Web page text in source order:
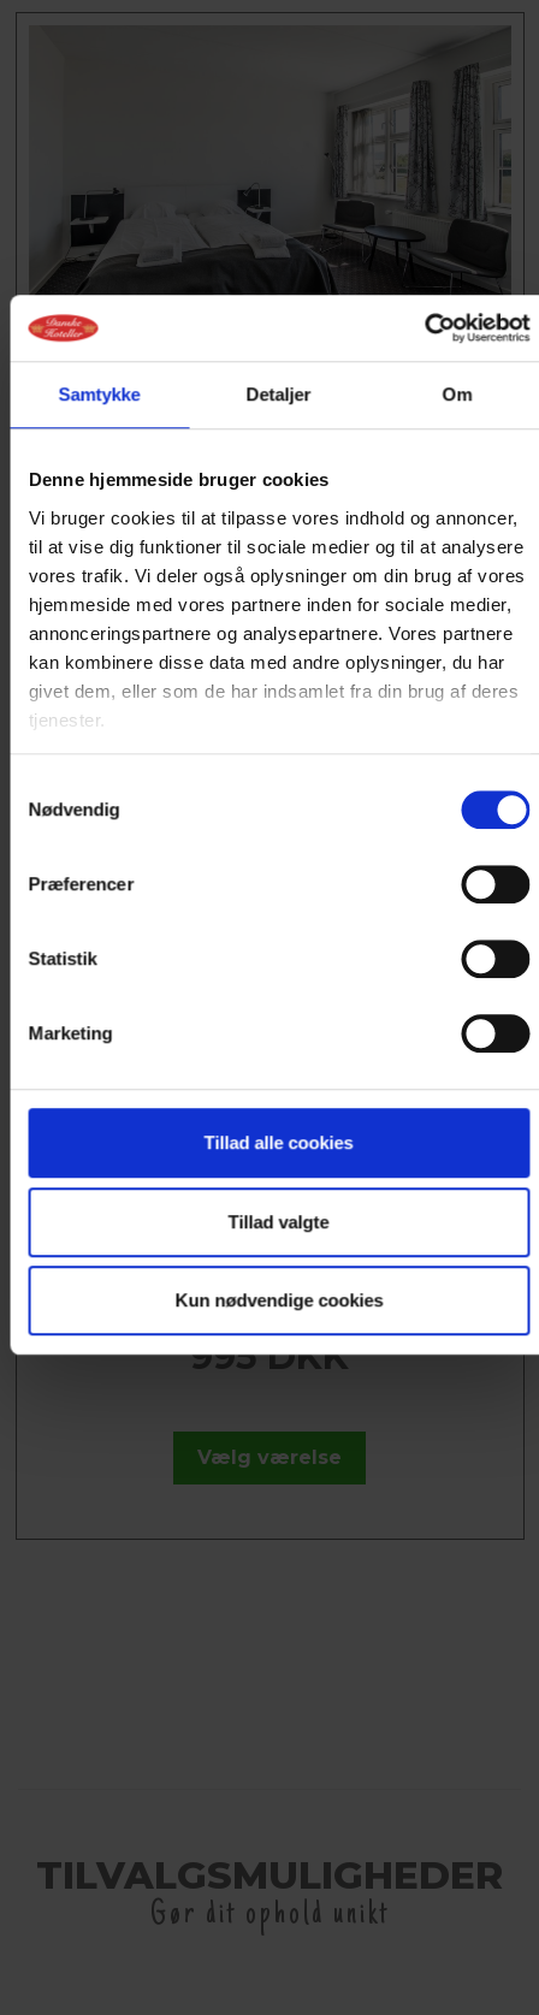
Samtykke Detaljer Om
Denne hjemmeside bruger cookies
Vi bruger cookies til at tilpasse vores indhold og annoncer,
til at vise dig funktioner til sociale medier og til at analysere
vores trafik. Vi deler også oplysninger om din brug af vores
hjemmeside med vores partnere inden for sociale medier,
annonceringspartnere og analysepartnere. Vores partnere
kan kombinere disse data med andre oplysninger, du har
givet dem, eller som de har indsamlet fra din brug af deres
tjenester.
Nødvendig
Præferencer
Statistik
Marketing
Tillad alle cookies
Tillad valgte
Kun nødvendige cookies
DOBBELTVÆRELSE DN07
samt hårtørrer.
Læs mere
995 DKK
Vælg værelse
SOVESOFA (F07)
plads til 2 personer. Stort badeværelse med
hårtørrer,...
Læs mere
995 DKK
Vælg værelse
TILVALGSMULIGHEDER
Gør dit ophold unikt